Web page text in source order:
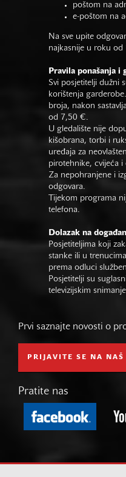
poštom na
e-poštom na
Na sve upite
najkasnije u roku
Pravila ponašanja i
Svi posjetitelji dužni
korištenja
broja, nakon
od 7,50 €.
U gledalište nije
kišobrana, torbi i
uređaja za
pirotehnike, cvijeća
Za nepohranjene i
odgovara.
Tijekom programa
telefona.
Dolazak na
Posjetiteljima koji
stanke ili u
prema odluci
Posjetitelji su
televizijskim
Prvi saznajte novosti o
PRIJAVITE SE NA NAŠ
Pratite nas